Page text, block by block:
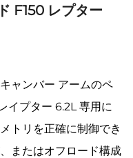
F150 レプター
ャンバー アームのペ
イプター 6.2L 専用に
トリを正確に制御でき
またはオフロード構成